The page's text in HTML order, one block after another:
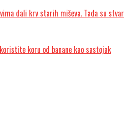
dali krv starih miševa. Tada su
koru od banane kao sastojak